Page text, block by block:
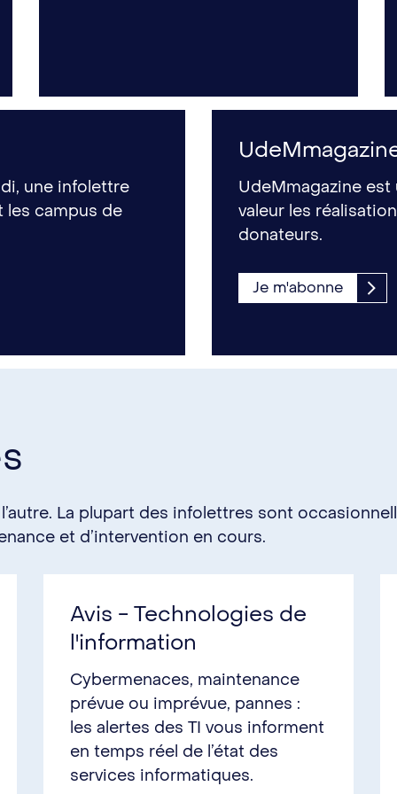
une infolettre
les campus de
UdeMmagazine
valeur les
donateurs.
Je m'abonne
La plupart des infolettres sont
et d’intervention en cours.
Avis - Technologies de
l'information
Cybermenaces, maintenance
prévue ou imprévue, pannes :
les alertes des TI vous informent
en temps réel de l’état des
services informatiques.